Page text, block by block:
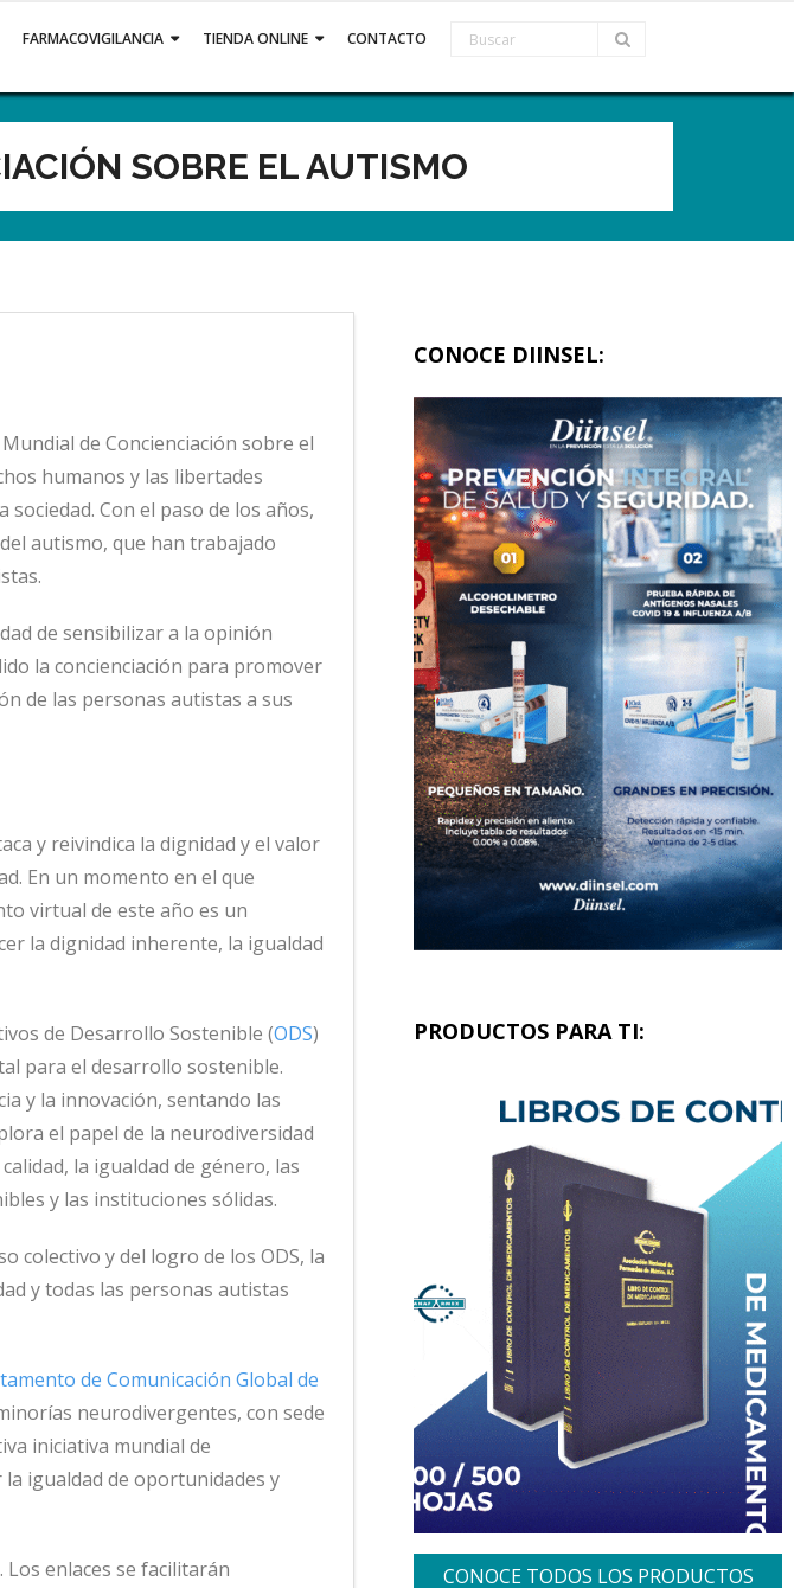
FARMACOVIGILANCIA TIENDA ONLINE CONTACTO
SOBRE EL AUTISMO
de Concienciación sobre el
humanos y las libertades
Con el paso de los años,
autismo, que han trabajado
de sensibilizar a la opinión
la concienciación para promover
de las personas autistas a sus
y reivindica la dignidad y el valor
En un momento en el que
virtual de este año es un
la dignidad inherente, la igualdad
de Desarrollo Sostenible (ODS)
para el desarrollo sostenible.
y la innovación, sentando las
el papel de la neurodiversidad
la igualdad de género, las
y las instituciones sólidas.
colectivo y del logro de los ODS, la
y todas las personas autistas
de Comunicación Global de
neurodivergentes, con sede
iniciativa mundial de
igualdad de oportunidades y
enlaces se facilitarán
CONOCE DIINSEL:
PRODUCTOS PARA TI:
CONOCE TODOS LOS PRODUCTOS